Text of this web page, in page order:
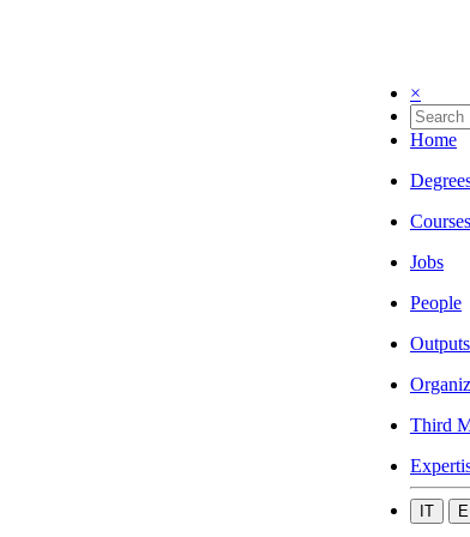
×
Home
Courses
Jobs
People
Outputs
Third
IT